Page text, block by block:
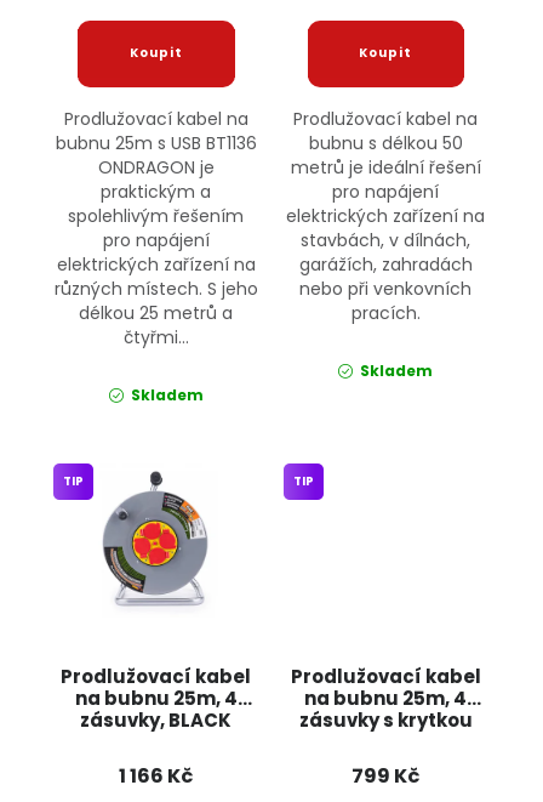
Prodlužovací kabel na
bubnu 25m s USB BT1136
ONDRAGON je
praktickým a
spolehlivým řešením
pro napájení
elektrických zařízení na
různých místech. S jeho
délkou 25 metrů a
čtyřmi...
Skladem
Prodlužovací kabel na
bubnu s délkou 50
metrů je ideální řešení
pro napájení
elektrických zařízení na
stavbách, v dílnách,
garážích, zahradách
nebo při venkovních
pracích.
Skladem
Prodlužovací kabel
na bubnu 25m, 4
zásuvky, BLACK
TIP
1 166 Kč
Prodlužovací kabel
na bubnu 25m, 4
zásuvky s krytkou
TIP
799 Kč